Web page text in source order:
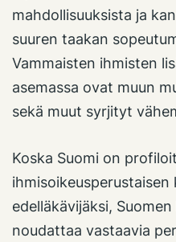
mahdollisuuksista ja
suuren taakan
Vammaisten ihmisten
asemassa ovat muun
sekä muut syrjityt
Koska Suomi on
edelläkävijäksi,
noudattaa vastaavia